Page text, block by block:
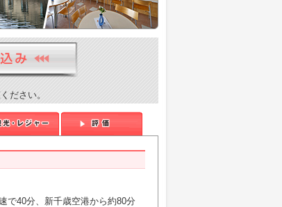
ださい。
で40分、新千歳空港から約80分